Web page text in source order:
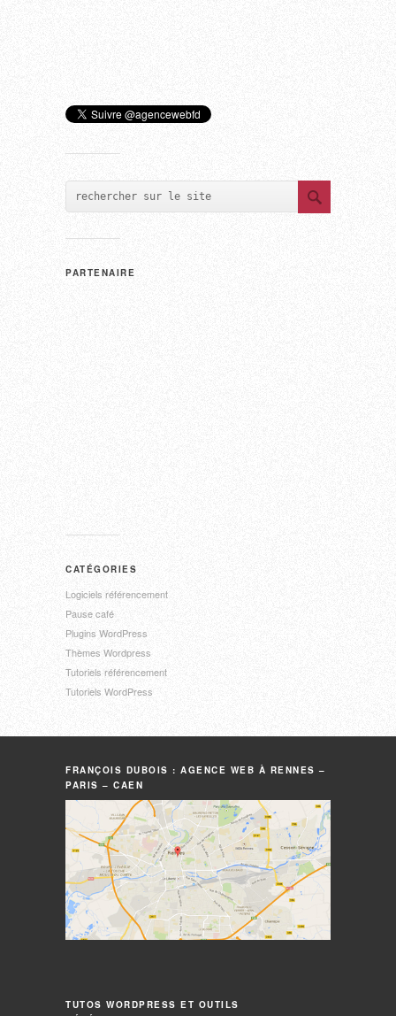
PARTENAIRE
CATÉGORIES
Logiciels référencement
Pause café
Plugins WordPress
Thèmes Wordpress
Tutoriels référencement
Tutoriels WordPress
FRANÇOIS DUBOIS : AGENCE WEB À RENNES –
PARIS – CAEN
TUTOS WORDPRESS ET OUTILS